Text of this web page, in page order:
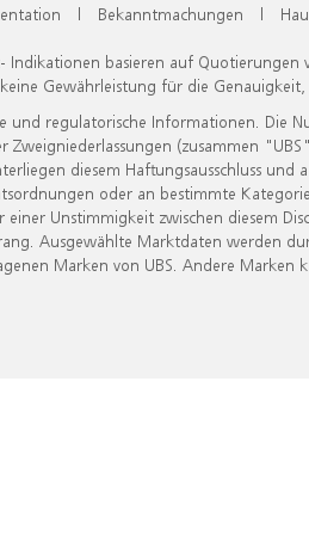
| Bekanntmachungen |
Indikationen basieren auf
Gewährleistung für die
und regulatorische Informationen. Die
Zweigniederlassungen (zusammen
diesem Haftungsausschluss
oder an bestimmte
einer Unstimmigkeit zwischen diesem
Ausgewählte Marktdaten werden
Marken von UBS. Andere Marken